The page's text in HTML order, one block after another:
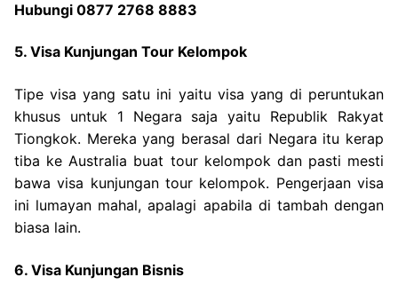
Hubungi 0877 2768 8883
5. Visa Kunjungan Tour Kelompok
Tipe visa yang satu ini yaitu visa yang di peruntukan
khusus untuk 1 Negara saja yaitu Republik Rakyat
Tiongkok. Mereka yang berasal dari Negara itu kerap
tiba ke Australia buat tour kelompok dan pasti mesti
bawa visa kunjungan tour kelompok. Pengerjaan visa
ini lumayan mahal, apalagi apabila di tambah dengan
biasa lain.
6. Visa Kunjungan Bisnis